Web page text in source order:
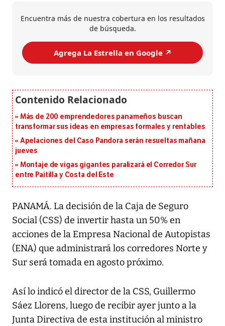
Encuentra más de nuestra cobertura en los resultados
de búsqueda.
Agrega La Estrella en Google ↗️
Más de 200 emprendedores panameños buscan
transformar sus ideas en empresas formales y rentables
Apelaciones del Caso Pandora serán resueltas mañana
jueves
Montaje de vigas gigantes paralizará el Corredor Sur
entre Paitilla y Costa del Este
PANAMÁ. La decisión de la Caja de Seguro
Social (CSS) de invertir hasta un 50% en
acciones de la Empresa Nacional de Autopistas
(ENA) que administrará los corredores Norte y
Sur será tomada en agosto próximo.
Así lo indicó el director de la CSS, Guillermo
Sáez Llorens, luego de recibir ayer junto a la
Junta Directiva de esta institución al ministro